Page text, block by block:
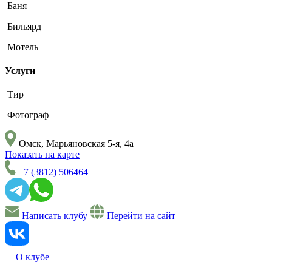
Баня
Бильярд
Мотель
Услуги
Тир
Фотограф
Омск, ​Марьяновская 5-я, 4а
Показать на карте
+7 (3812) 506464
Написать клубу Перейти на сайт
О клубе